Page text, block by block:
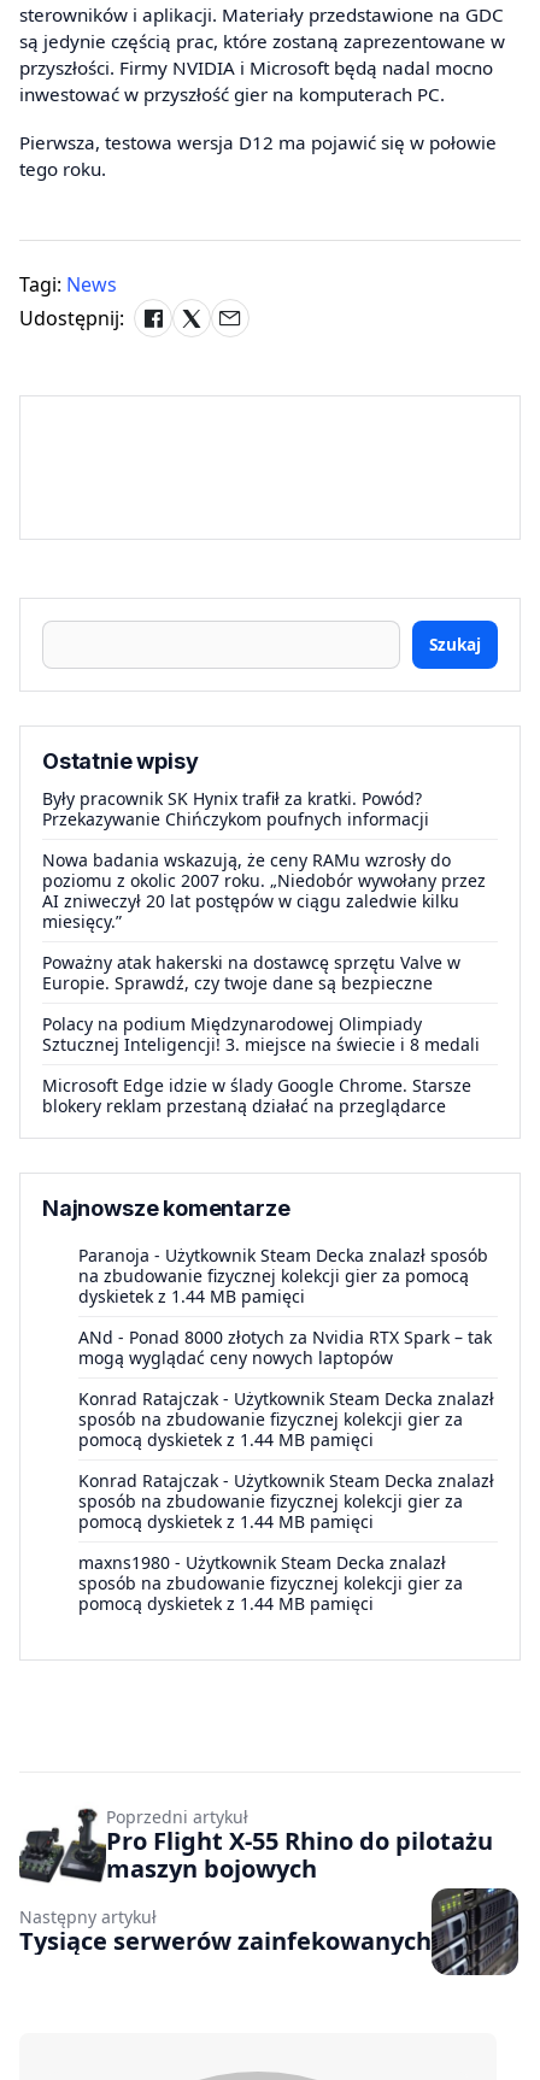
sterowników i aplikacji. Materiały przedstawione na GDC
są jedynie częścią prac, które zostaną zaprezentowane w
przyszłości. Firmy NVIDIA i Microsoft będą nadal mocno
inwestować w przyszłość gier na komputerach PC.
Pierwsza, testowa wersja D12 ma pojawić się w połowie
tego roku.
Tagi: News
Udostępnij:
Szukaj
Ostatnie wpisy
Były pracownik SK Hynix trafił za kratki. Powód?
Przekazywanie Chińczykom poufnych informacji
Nowa badania wskazują, że ceny RAMu wzrosły do
poziomu z okolic 2007 roku. „Niedobór wywołany przez
AI zniweczył 20 lat postępów w ciągu zaledwie kilku
miesięcy.”
Poważny atak hakerski na dostawcę sprzętu Valve w
Europie. Sprawdź, czy twoje dane są bezpieczne
Polacy na podium Międzynarodowej Olimpiady
Sztucznej Inteligencji! 3. miejsce na świecie i 8 medali
Microsoft Edge idzie w ślady Google Chrome. Starsze
blokery reklam przestaną działać na przeglądarce
Najnowsze komentarze
Paranoja - Użytkownik Steam Decka znalazł sposób
na zbudowanie fizycznej kolekcji gier za pomocą
dyskietek z 1.44 MB pamięci
ANd - Ponad 8000 złotych za Nvidia RTX Spark – tak
mogą wyglądać ceny nowych laptopów
Konrad Ratajczak - Użytkownik Steam Decka znalazł
sposób na zbudowanie fizycznej kolekcji gier za
pomocą dyskietek z 1.44 MB pamięci
Konrad Ratajczak - Użytkownik Steam Decka znalazł
sposób na zbudowanie fizycznej kolekcji gier za
pomocą dyskietek z 1.44 MB pamięci
maxns1980 - Użytkownik Steam Decka znalazł
sposób na zbudowanie fizycznej kolekcji gier za
pomocą dyskietek z 1.44 MB pamięci
Poprzedni artykuł
Pro Flight X-55 Rhino do pilotażu
maszyn bojowych
Następny artykuł
Tysiące serwerów zainfekowanych